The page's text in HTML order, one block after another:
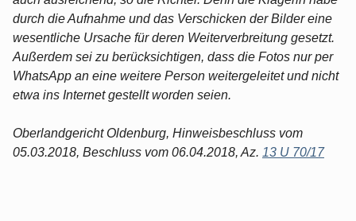
durch die Aufnahme und das Verschicken der Bilder eine
wesentliche Ursache für deren Weiterverbreitung gesetzt.
Außerdem sei zu berücksichtigen, dass die Fotos nur per
WhatsApp an eine weitere Person weitergeleitet und nicht
etwa ins Internet gestellt worden seien.
Oberlandgericht Oldenburg, Hinweisbeschluss vom
05.03.2018, Beschluss vom 06.04.2018, Az. 13 U 70/17